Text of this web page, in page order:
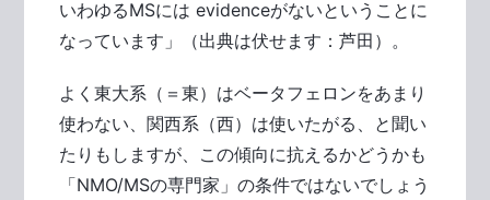
いわゆるMSには evidenceがないということに
なっています」（出典は伏せます：芦田）。
よく東大系（＝東）はベータフェロンをあまり
使わない、関西系（西）は使いたがる、と聞い
たりもしますが、この傾向に抗えるかどうかも
「NMO/MSの専門家」の条件ではないでしょう